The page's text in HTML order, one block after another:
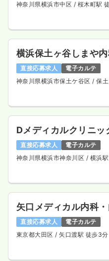
神奈川県横浜市中区 / 桜木町駅
横浜保土ヶ谷しまや
直接応募求人
電子カルテ
神奈川県横浜市保土ケ谷区/ 保
Dメディカルクリニッ
直接応募求人
電子カルテ
神奈川県横浜市神奈川区 / 横浜
矢口メディカル内科
直接応募求人
電子カルテ
東京都大田区/ 矢口渡駅 徒歩3分